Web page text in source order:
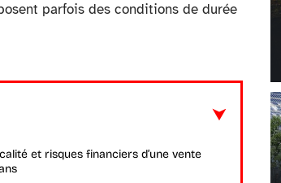
parfois des conditions de durée
et risques financiers d’une vente